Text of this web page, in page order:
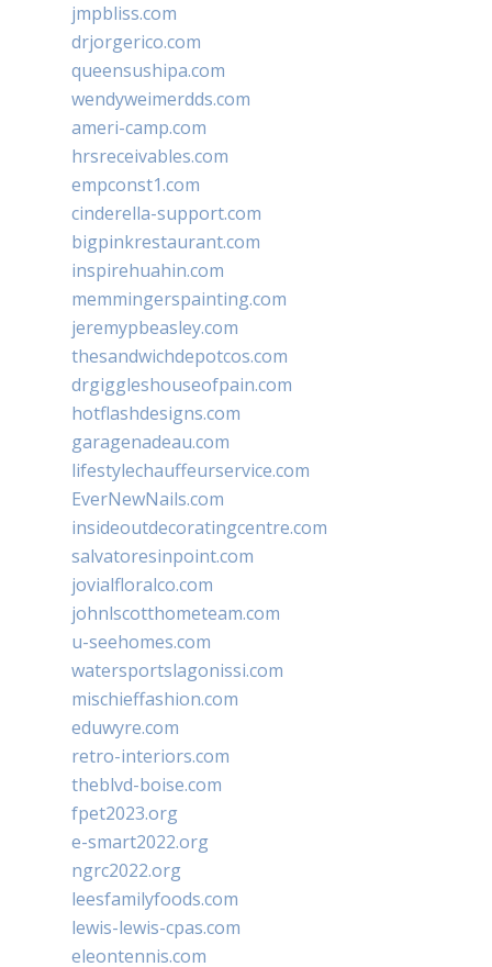
jmpbliss.com
drjorgerico.com
queensushipa.com
wendyweimerdds.com
ameri-camp.com
hrsreceivables.com
empconst1.com
cinderella-support.com
bigpinkrestaurant.com
inspirehuahin.com
memmingerspainting.com
jeremypbeasley.com
thesandwichdepotcos.com
drgiggleshouseofpain.com
hotflashdesigns.com
garagenadeau.com
lifestylechauffeurservice.com
EverNewNails.com
insideoutdecoratingcentre.com
salvatoresinpoint.com
jovialfloralco.com
johnlscotthometeam.com
u-seehomes.com
watersportslagonissi.com
mischieffashion.com
eduwyre.com
retro-interiors.com
theblvd-boise.com
fpet2023.org
e-smart2022.org
ngrc2022.org
leesfamilyfoods.com
lewis-lewis-cpas.com
eleontennis.com